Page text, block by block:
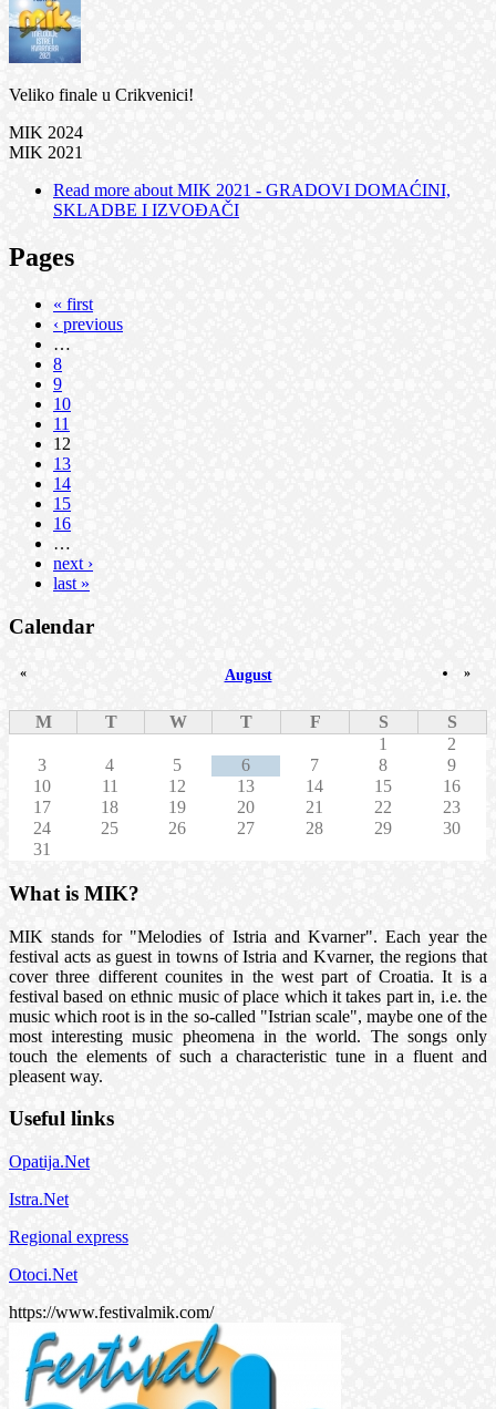
Veliko finale u Crikvenici!
MIK 2024
MIK 2021
Read more about MIK 2021 - GRADOVI DOMAĆINI,
SKLADBE I IZVOĐAČI
Pages
« first
‹ previous
…
8
9
10
11
12
13
14
15
16
…
next ›
last »
Calendar
August
« »
M T W T F S
S
1
2
3
4 5 6 7 8
9
10
11 12 13 14 15
16
17
18 19 20 21 22
23
24
25 26 27 28 29
30
31
What is MIK?
MIK stands for "Melodies of Istria and Kvarner". Each year the
festival acts as guest in towns of Istria and Kvarner, the regions that
cover three different counites in the west part of Croatia. It is a
festival based on ethnic music of place which it takes part in, i.e. the
music which root is in the so-called "Istrian scale", maybe one of the
most interesting music pheomena in the world. The songs only
touch the elements of such a characteristic tune in a fluent and
pleasent way.
Useful links
Opatija.Net
Istra.Net
Regional express
Otoci.Net
https://www.festivalmik.com/